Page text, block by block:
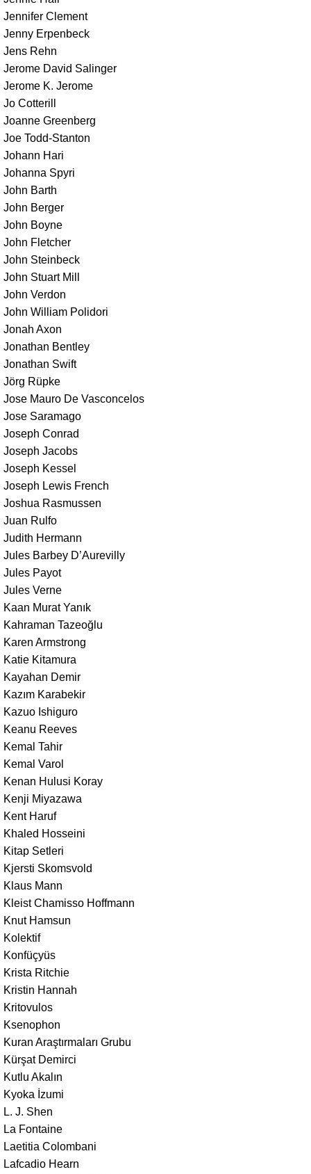
Jennifer Clement
Jenny Erpenbeck
Jens Rehn
Jerome David Salinger
Jerome K. Jerome
Jo Cotterill
Joanne Greenberg
Joe Todd-Stanton
Johann Hari
Johanna Spyri
John Barth
John Berger
John Boyne
John Fletcher
John Steinbeck
John Stuart Mill
John Verdon
John William Polidori
Jonah Axon
Jonathan Bentley
Jonathan Swift
Jörg Rüpke
Jose Mauro De Vasconcelos
Jose Saramago
Joseph Conrad
Joseph Jacobs
Joseph Kessel
Joseph Lewis French
Joshua Rasmussen
Juan Rulfo
Judith Hermann
Jules Barbey D’Aurevilly
Jules Payot
Jules Verne
Kaan Murat Yanık
Kahraman Tazeoğlu
Karen Armstrong
Katie Kitamura
Kayahan Demir
Kazım Karabekir
Kazuo Ishiguro
Keanu Reeves
Kemal Tahir
Kemal Varol
Kenan Hulusi Koray
Kenji Miyazawa
Kent Haruf
Khaled Hosseini
Kitap Setleri
Kjersti Skomsvold
Klaus Mann
Kleist Chamisso Hoffmann
Knut Hamsun
Kolektif
Konfüçyüs
Krista Ritchie
Kristin Hannah
Kritovulos
Ksenophon
Kuran Araştırmaları Grubu
Kürşat Demirci
Kutlu Akalın
Kyoka İzumi
L. J. Shen
La Fontaine
Laetitia Colombani
Lafcadio Hearn